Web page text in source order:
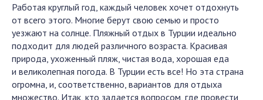
Работая круглый год, каждый человек хочет отдохнуть
от всего этого. Многие берут свою семью и просто
уезжают на солнце. Пляжный отдых в Турции идеально
подходит для людей различного возраста. Красивая
природа, ухоженный пляж, чистая вода, хорошая еда
и великолепная погода. В Турции есть все! Но эта страна
огромна, и, соответственно, вариантов для отдыха
множество. Итак, кто задается вопросом, где провести